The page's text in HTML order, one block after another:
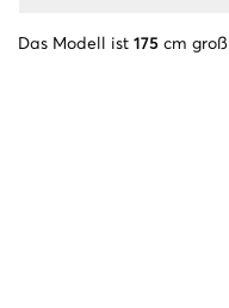
Das Modell ist 175 cm